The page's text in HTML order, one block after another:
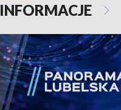
INFORMACJE